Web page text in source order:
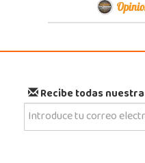
Recibe todas